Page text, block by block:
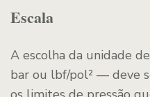
Escala
A escolha da unidade
bar ou lbf/pol² — deve